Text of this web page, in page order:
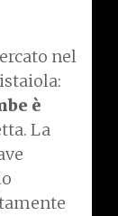
nel
è
La